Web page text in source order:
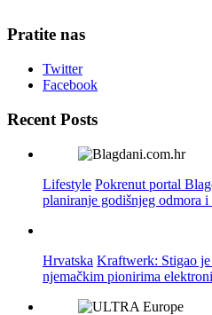
Pratite nas
Twitter
Facebook
Recent Posts
Lifestyle Pokrenut portal
planiranje godišnjeg odmora
Hrvatska Kraftwerk: Stigao
njemačkim pionirima